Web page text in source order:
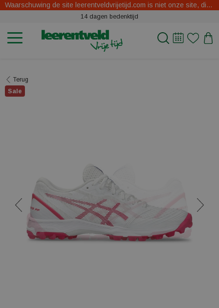
Waarschuwing de site leerentveldvrijetijd.com is niet onze site, dit zijn oplichters.
14 dagen bedenktijd
Terug
Sale